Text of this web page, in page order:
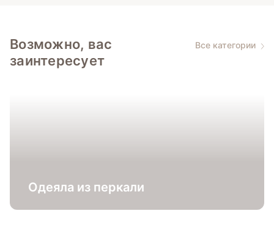
Возможно, вас
заинтересует
Все категории
Одеяла из перкали